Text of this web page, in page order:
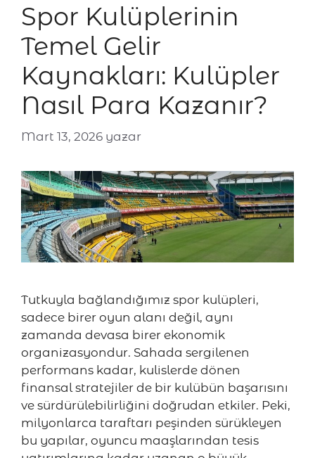
Spor Kulüplerinin
Temel Gelir
Kaynakları: Kulüpler
Nasıl Para Kazanır?
Mart 13, 2026 yazar
Tutkuyla bağlandığımız spor kulüpleri,
sadece birer oyun alanı değil, aynı
zamanda devasa birer ekonomik
organizasyondur. Sahada sergilenen
performans kadar, kulislerde dönen
finansal stratejiler de bir kulübün başarısını
ve sürdürülebilirliğini doğrudan etkiler. Peki,
milyonlarca taraftarı peşinden sürükleyen
bu yapılar, oyuncu maaşlarından tesis